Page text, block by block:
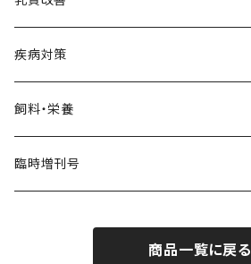
疾病対策
飼料・栄養
臨時増刊号
商品一覧に戻る